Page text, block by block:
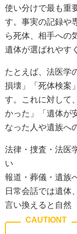
使い分けで最も重
す。事実の記録や
ら死体、相手への
遺体が選ばれやす
たとえば、法医学
損壊」「死体検案
す。これに対して
かった」「遺体が
なった人や遺族へ
法律・捜査・法医
い
報道・葬儀・遺族
日常会話では遺体
言い換えると自然